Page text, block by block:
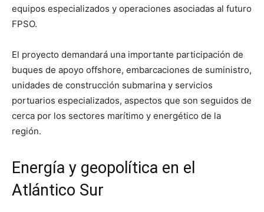
equipos especializados y operaciones asociadas al futuro
FPSO.
El proyecto demandará una importante participación de
buques de apoyo offshore, embarcaciones de suministro,
unidades de construcción submarina y servicios
portuarios especializados, aspectos que son seguidos de
cerca por los sectores marítimo y energético de la
región.
Energía y geopolítica en el
Atlántico Sur